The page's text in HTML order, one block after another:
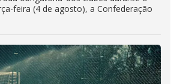
feira (4 de agosto), a Confederação